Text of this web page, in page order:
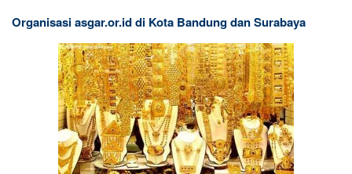
Organisasi asgar.or.id di Kota Bandung dan Surabaya